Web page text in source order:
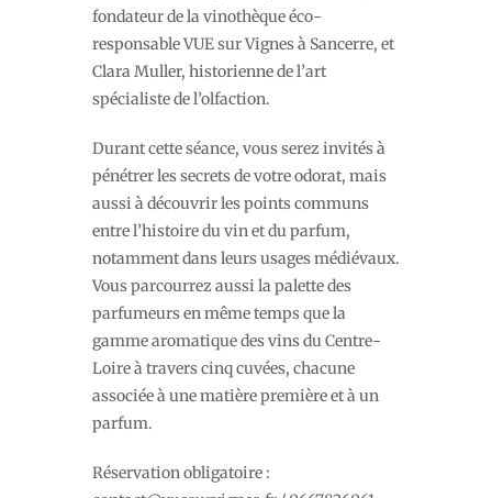
fondateur de la vinothèque éco-
responsable VUE sur Vignes à Sancerre, et
Clara Muller, historienne de l’art
spécialiste de l’olfaction.
Durant cette séance, vous serez invités à
pénétrer les secrets de votre odorat, mais
aussi à découvrir les points communs
entre l’histoire du vin et du parfum,
notamment dans leurs usages médiévaux.
Vous parcourrez aussi la palette des
parfumeurs en même temps que la
gamme aromatique des vins du Centre-
Loire à travers cinq cuvées, chacune
associée à une matière première et à un
parfum.
Réservation obligatoire :